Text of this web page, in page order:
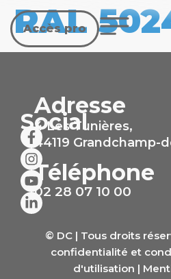
Accès pro
RAL
Social
Adresse
4 Les Tunières,
44119 Grandchamp-
Téléphone
02 28 07 10 00
© DC | Tous droits
confidentialité et
d'utilisation |